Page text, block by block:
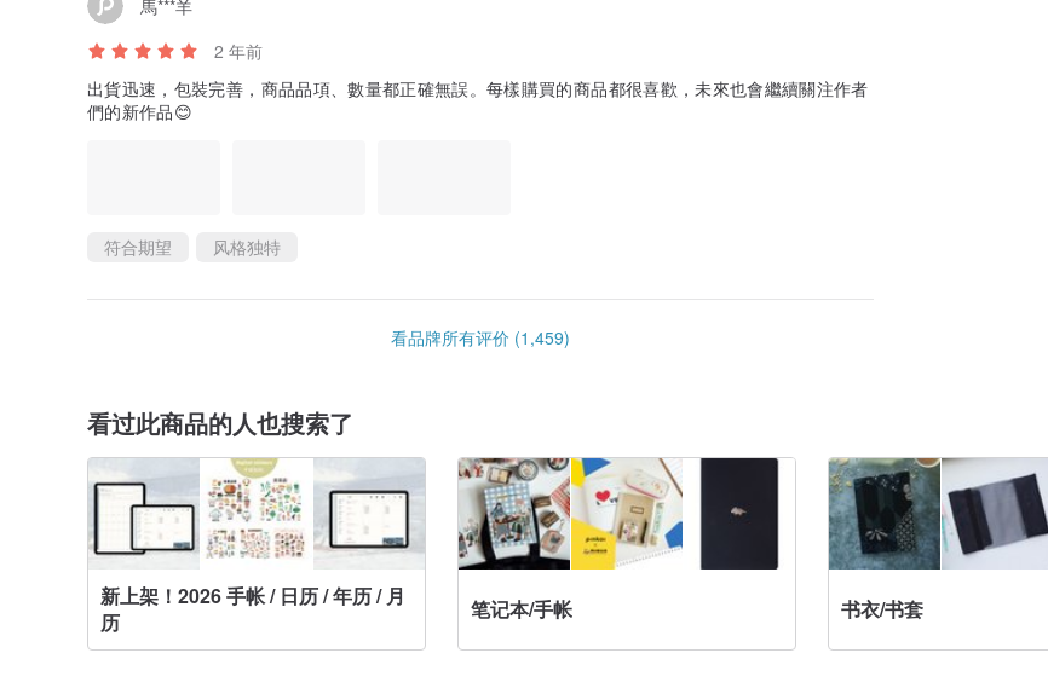
馬***羊
2 年前
出貨迅速，包裝完善，商品品項、數量都正確無誤。每樣購買的商品都很喜歡，未來也會繼續關注作者
們的新作品😊
符合期望 风格独特
看品牌所有评价 (1,459)
看过此商品的人也搜索了
新上架！2026 手帐 / 日历 / 年历 / 月
历
笔记本/手帐 书衣/书套